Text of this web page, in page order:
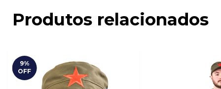
Produtos relacionados
9%
OFF